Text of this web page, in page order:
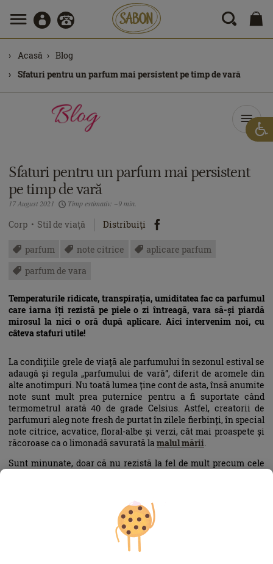
Acasă
Blog
Sfaturi pentru un parfum mai persistent pe timp de vară
Sfaturi pentru un parfum mai persistent
pe timp de vară
17 August 2021 Timp estimativ: ~9 min.
Corp Stil de viaţă Distribuiţi
parfum note citrice
aplicare parfum
parfum de vara
Temperaturile ridicate, transpirația, umiditatea fac ca parfumul
care iarna îți rezistă pe piele o zi întreagă, vara să-și piardă
mirosul la nici o oră după aplicare. Aici intervenim noi, cu
câteva stafuri utile!
La condițiile grele de viață ale parfumului în sezonul estival se
adaugă și regula „parfumului de vară”, diferit de aromele din
alte anotimpuri. Nu toată lumea ține cont de asta, însă anumite
note sunt mult prea puternice pentru a fi suportate când
termometrul arată 40 de grade Celsius. Astfel, creatorii de
parfumuri aleg note fresh de purtat în zilele fierbinți, în special
note citrice, acvatice, floral-albe și verzi, cât mai proaspete și
răcoroase ca o limonadă savurată la malul mării
Sunt minunate, doar că nu rezistă la fel de mult precum cele
bucura de parfumul preferat și în zilele toride, iar unul dintre
cele mai eficiente este folosirea unei loțiuni de corp din
aceeași gamă, peste care să suprapunem ulterior parfumul.
înainte să usuci părul cu foehnul, aplică puțin parfum